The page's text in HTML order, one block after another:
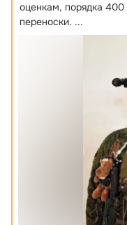
оценкам, порядка
переноски. ...